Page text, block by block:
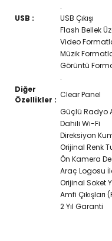
.
USB :
USB Çıkışı
Flash Bellek
Video
Müzik
Görüntü
.
Diğer
Özellikler :
Clear Panel
Güçlü Radyo
Dahili Wi-Fi
Direksiyon
Orijinal Renk
Ön Kamera
Araç Logosu
Orijinal Soket
Amfi Çıkışları
2 Yıl Garanti